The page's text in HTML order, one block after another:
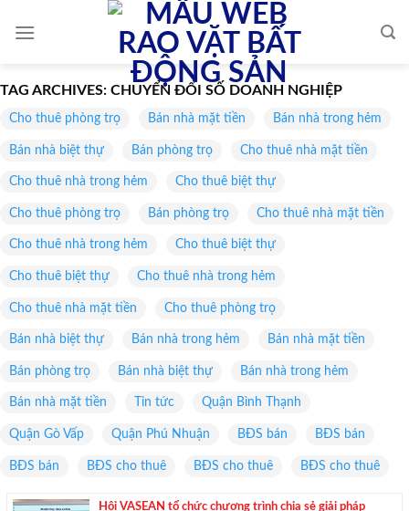
TAG ARCHIVES: CHUYỂN ĐỔI SỐ DOANH NGHIỆP
Cho thuê phòng trọ Bán nhà mặt tiền Bán nhà trong hẻm
Bán nhà biệt thự Bán phòng trọ Cho thuê nhà mặt tiền
Cho thuê nhà trong hẻm Cho thuê biệt thự
Cho thuê phòng trọ Bán phòng trọ Cho thuê nhà mặt tiền
Cho thuê nhà trong hẻm Cho thuê biệt thự
Cho thuê biệt thự Cho thuê nhà trong hẻm
Cho thuê nhà mặt tiền Cho thuê phòng trọ
Bán nhà biệt thự Bán nhà trong hẻm Bán nhà mặt tiền
Bán phòng trọ Bán nhà biệt thự Bán nhà trong hẻm
Bán nhà mặt tiền Tin tức Quận Bình Thạnh
Quận Gò Vấp Quận Phú Nhuận BĐS bán BĐS bán
BĐS bán BĐS cho thuê BĐS cho thuê BĐS cho thuê
Hội VASEAN tổ chức chương trình chia sẻ giải pháp